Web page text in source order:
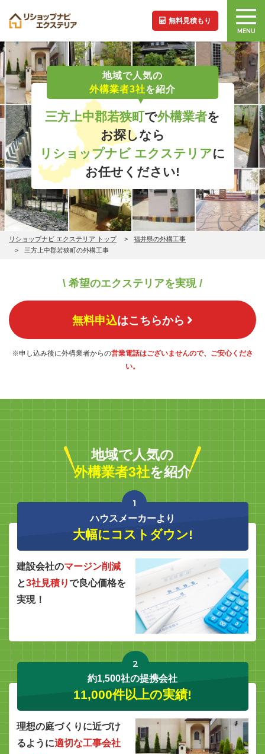
無料見積もり
MENU
地域で人気の
外構業者3社を紹介
三方上中郡若狭町で外構業者を
お探しなら
リショップナビ エクステリアに
お任せください!
リショップナビ エクステリア トップ
福井県の外構工事
三方上中郡若狭町の外構工事
\ 希望のエクステリアを実現 /
無料申込はこちらから
※申し込み後に外構業者からの営業電話はございませんので、ご安心くださ
い。
地域で人気の
外構業者3社を紹介
1
ハウスメーカーより
大幅にコストダウン!
建設会社のマージン削減
と3社見積りで良心価格を
実現！
2
約1,500社の提携会社
11,000件以上の実績!
理想の庭づくりに近づけ
るように適切な工事会社